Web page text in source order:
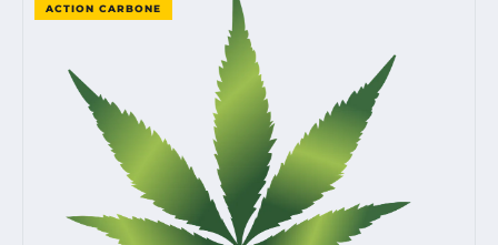
ACTION CARBONE